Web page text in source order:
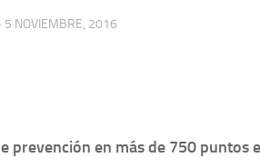
· 5 NOVIEMBRE, 2016
prevención en más de 750 puntos